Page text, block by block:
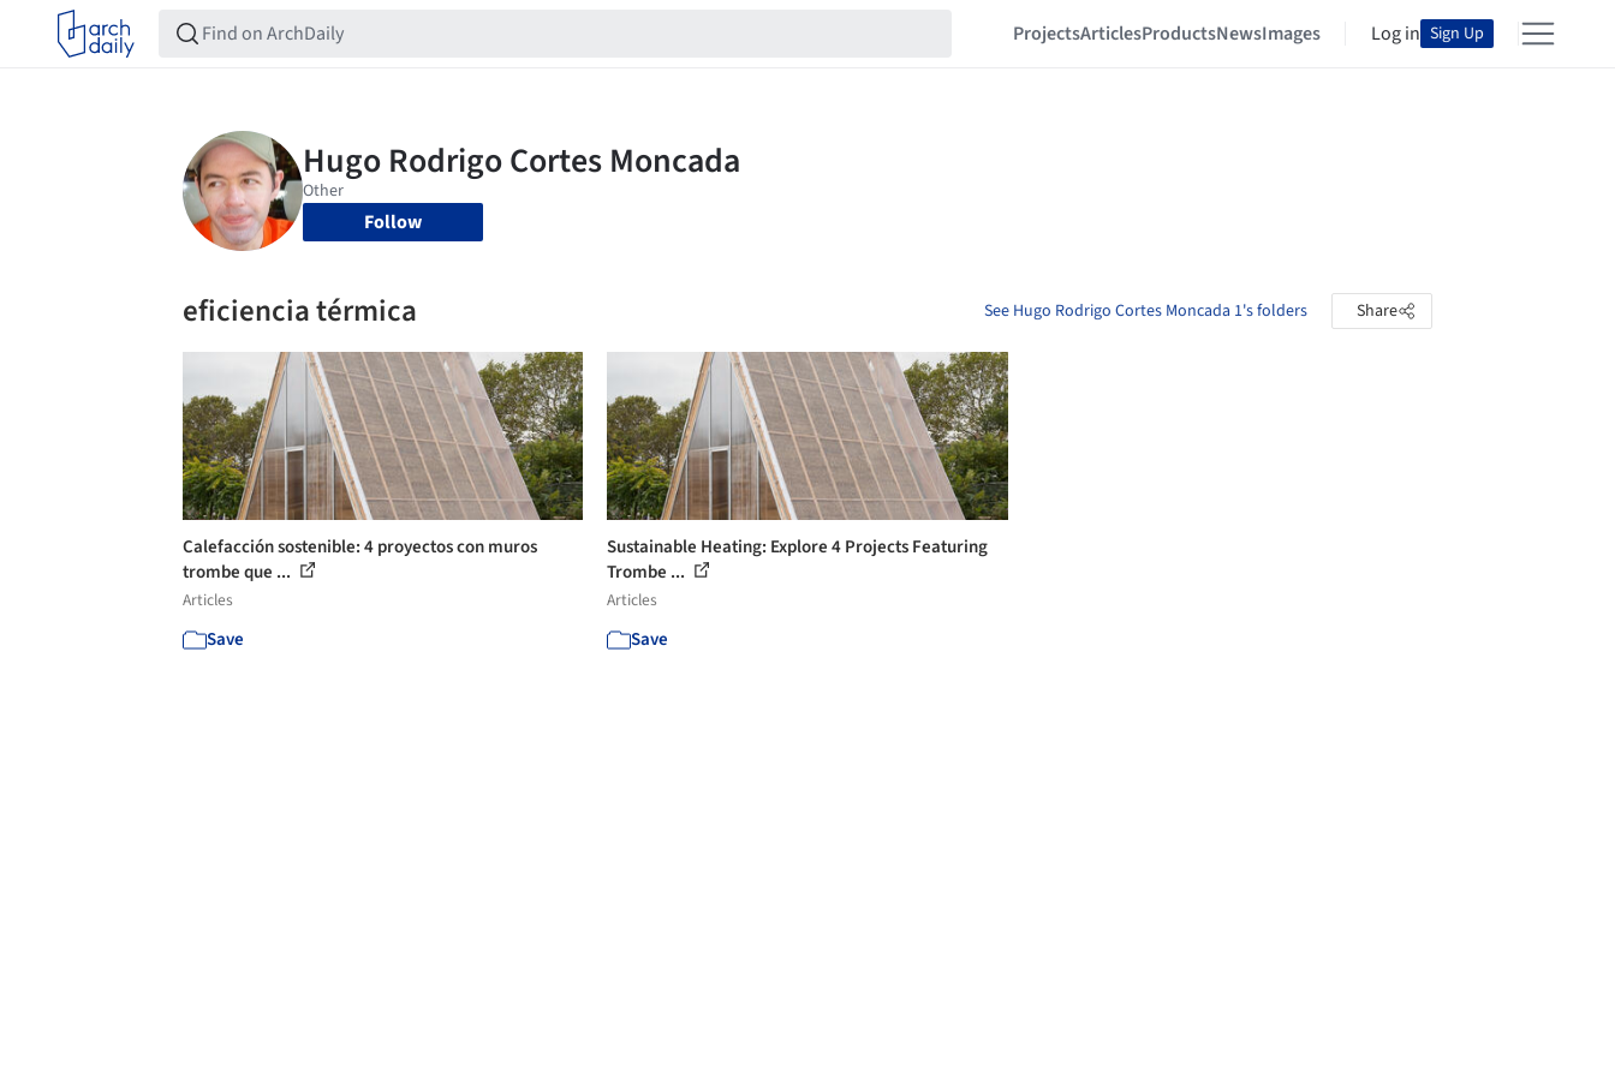
ProjectsArticlesProductsNewsImages Log in Sign Up
Follow
eficiencia térmica See Hugo Rodrigo Cortes Moncada 1's folders Share
Calefacción sostenible: 4 proyectos con muros
trombe que ...
Articles
Save
Sustainable Heating: Explore 4 Projects Featuring
Trombe ...
Articles
Save